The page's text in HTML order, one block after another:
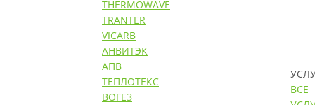
THERMOWAVE
TRANTER
VICARB
АНВИТЭК
АПВ
ТЕПЛОТЕКС
ВОГЕЗ
ВСЕ